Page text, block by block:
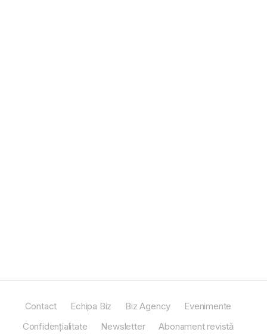
Contact Echipa Biz Biz Agency
Evenimente
Confidențialitate
Newsletter Abonament revistă